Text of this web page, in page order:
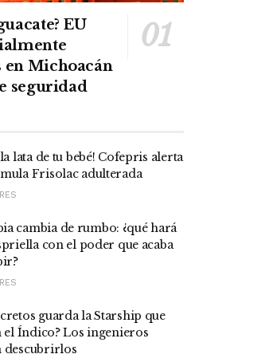
EU
en Michoacán
seguridad
la lata de tu bebé! Cofepris alerta
Frisolac adulterada
cambia de rumbo: ¿qué hará
con el poder que acaba
guarda la Starship que
el Índico? Los ingenieros
descubrirlos